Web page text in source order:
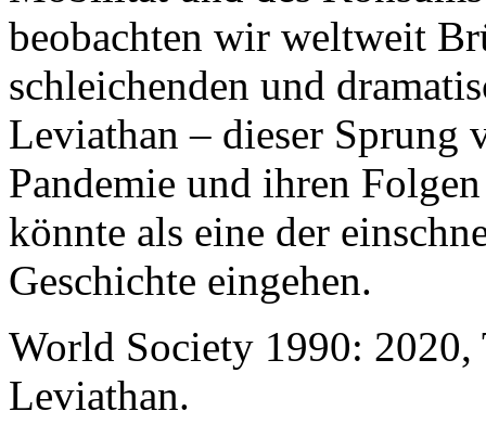
beobachten wir weltweit
schleichenden und
Leviathan – dieser Sprung
Pandemie und ihren
könnte als eine der
Geschichte eingehen.
World Society 1990: 2020,
Leviathan.